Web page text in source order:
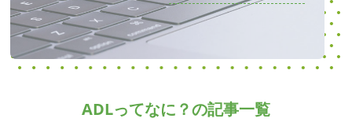
ADLってなに？の記事一覧